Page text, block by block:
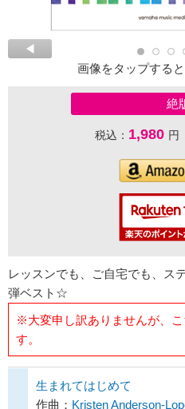
画像をタップする
絶
税込： 1,980 円
レッスンでも、ご自宅でも、ス
弾ベスト☆
※大変申し訳ありませんが、
す。
生まれてはじめて
作曲： Kristen Anderson-